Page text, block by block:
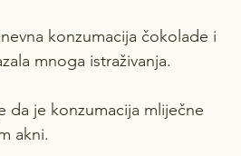
konzumacija čokolade i
mnoga istraživanja.
da je konzumacija mliječne
akni.